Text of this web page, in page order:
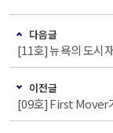
다음글
[11호] 뉴욕의 도시
이전글
[09호] First Mover